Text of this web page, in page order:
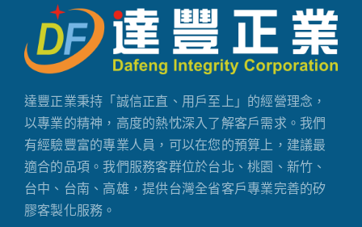
達豐正業秉持「誠信正直、用戶至上」的經營理念，
以專業的精神，高度的熱忱深入了解客戶需求。我們
有經驗豐富的專業人員，可以在您的預算上，建議最
適合的品項。我們服務客群位於台北、桃園、新竹、
台中、台南、高雄，提供台灣全省客戶專業完善的矽
膠客製化服務。